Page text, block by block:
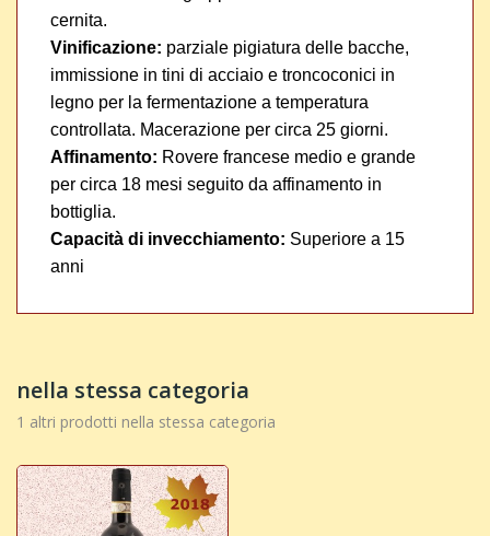
cernita.
Vinificazione: parziale pigiatura delle bacche,
immissione in tini di acciaio e troncoconici in
legno per la fermentazione a temperatura
controllata. Macerazione per circa 25 giorni.
Affinamento: Rovere francese medio e grande
per circa 18 mesi seguito da affinamento in
bottiglia.
Capacità di invecchiamento: Superiore a 15
anni
nella stessa categoria
1 altri prodotti nella stessa categoria